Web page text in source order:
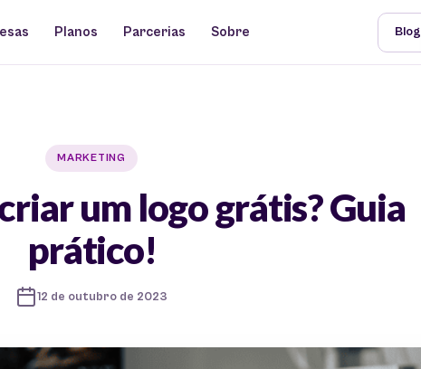
Planos Parcerias Sobre Blog
MARKETING
um logo grátis? Guia
prático!
12 de outubro de 2023